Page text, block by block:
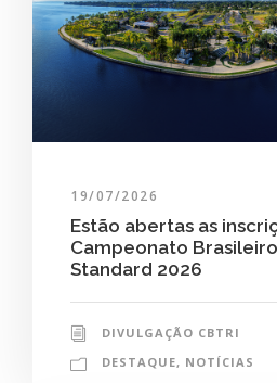
19/07/2026
Estão abertas as
Campeonato
Standard 2026
DIVULGAÇÃO CBTRI
DESTAQUE, NOTÍCIAS